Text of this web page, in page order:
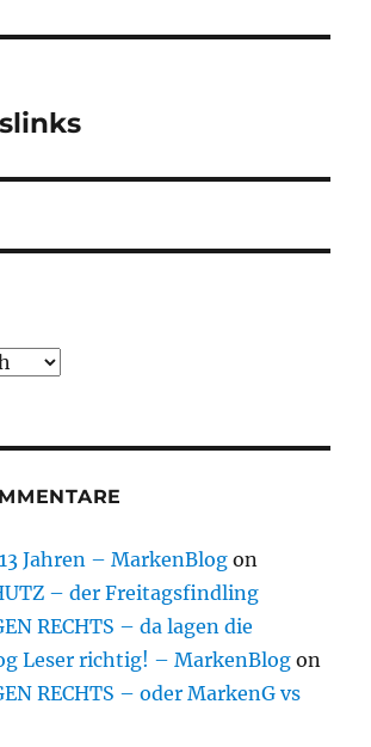
Jahren – MarkenBlog on
– der Freitagsfindling
RECHTS – da lagen die
Leser richtig! – MarkenBlog on
RECHTS – oder MarkenG vs